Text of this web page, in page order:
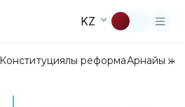
KZ
Конституциялық реформаАрнайы